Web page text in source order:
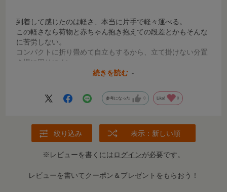
到着して感じたのは軽さ、本当に片手で軽々運べる。
この軽さなら荷物と赤ちゃん抱き抱えての段差とかもそんな
に苦労しない。
コンパクトに折り畳めて自立もするから、立て掛けない分置
き場に困りにくい。
シートは通気性がよくて汗をかいてもシートはさらさらで不
初ベビーカーの操作に慣れなくて何度か躓いたもののシート
とタイヤの振動軽減のおかげか赤ちゃんはぐっすりと寝てし
続きを読む
参考になった 0 Like! 0
絞り込み 表示：新しい順
※レビューを書くにはログインが必要です。
レビューを書いてクーポン＆プレゼントをもらおう！